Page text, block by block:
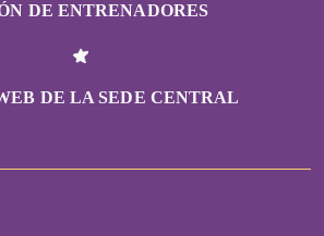
DE ENTRENADORES
DE LA SEDE CENTRAL